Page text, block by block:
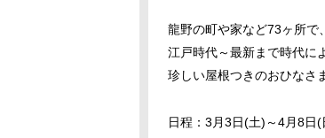
龍野の町や家など73ヶ所で、
江戸時代～最新まで時代に
珍しい屋根つきのおひなさ
日程：3月3日(土)～4月8日(